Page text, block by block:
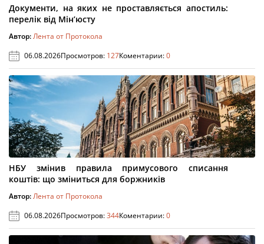
Документи, на яких не проставляється апостиль:
перелік від Мін’юсту
Автор:Лента от Протокола
06.08.2026Просмотров: 127Коментарии:0
НБУ змінив правила примусового списання
коштів: що зміниться для боржників
Автор:Лента от Протокола
06.08.2026Просмотров:344Коментарии:0